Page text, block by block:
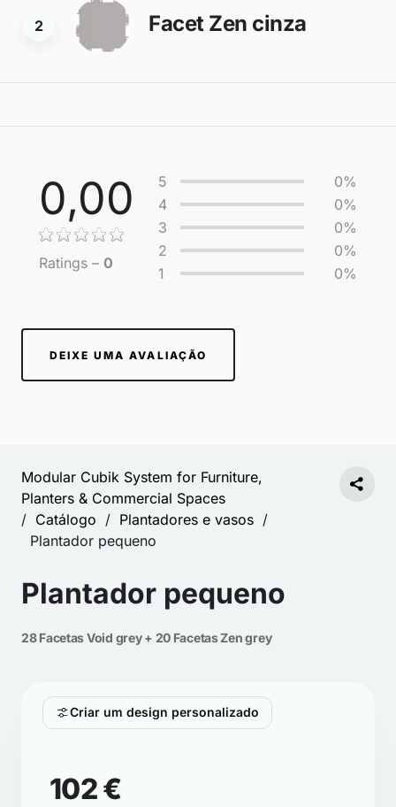
2 Facet Zen cinza
0,00
Ratings – 0
5
0%
4
0%
3
0%
2
0%
1
0%
DEIXE UMA AVALIAÇÃO
Modular Cubik System for Furniture,
Planters & Commercial Spaces
/ Catálogo / Plantadores e vasos /
Plantador pequeno
Plantador pequeno
28 Facetas Void grey + 20 Facetas Zen grey
Criar um design personalizado
102 €